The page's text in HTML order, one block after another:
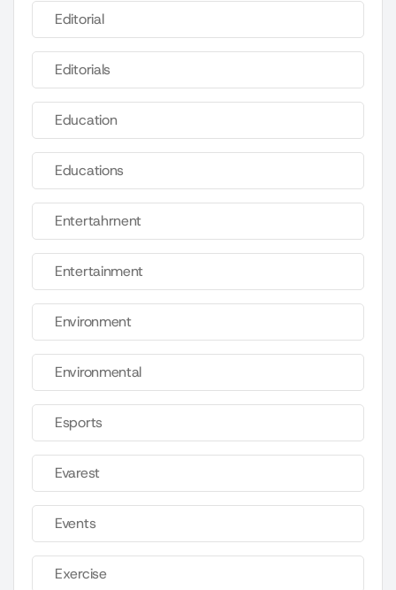
Editorial
Editorials
Education
Educations
Entertahrnent
Entertainment
Environment
Environmental
Esports
Evarest
Events
Exercise